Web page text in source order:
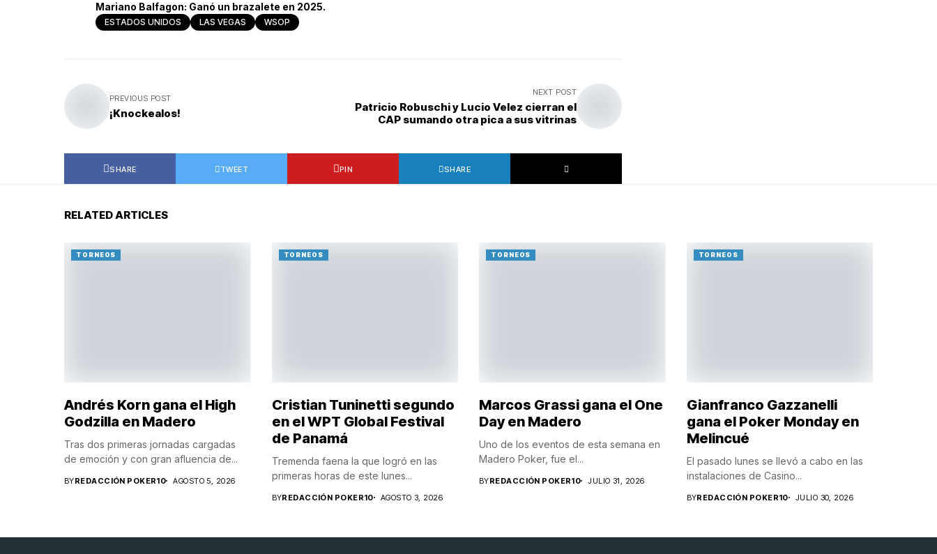
Mariano Balfagon: Ganó un brazalete en 2025.
ESTADOS UNIDOS LAS VEGAS WSOP
PREVIOUS POST
¡Knockealos!
NEXT POST
Patricio Robuschi y Lucio Velez cierran el
CAP sumando otra pica a sus vitrinas
SHARE TWEET PIN SHARE
RELATED ARTICLES
TORNEOS
Andrés Korn gana el High
Godzilla en Madero
Tras dos primeras jornadas cargadas
de emoción y con gran afluencia de...
BYREDACCIÓN POKER10 AGOSTO 5, 2026
TORNEOS
Cristian Tuninetti segundo
en el WPT Global Festival
de Panamá
Tremenda faena la que logró en las
primeras horas de este lunes...
BYREDACCIÓN POKER10 AGOSTO 3, 2026
TORNEOS
Marcos Grassi gana el One
Day en Madero
Uno de los eventos de esta semana en
Madero Poker, fue el...
BYREDACCIÓN POKER10 JULIO 31, 2026
TORNEOS
Gianfranco Gazzanelli
gana el Poker Monday en
Melincué
El pasado lunes se llevó a cabo en las
instalaciones de Casino...
BYREDACCIÓN POKER10 JULIO 30, 2026